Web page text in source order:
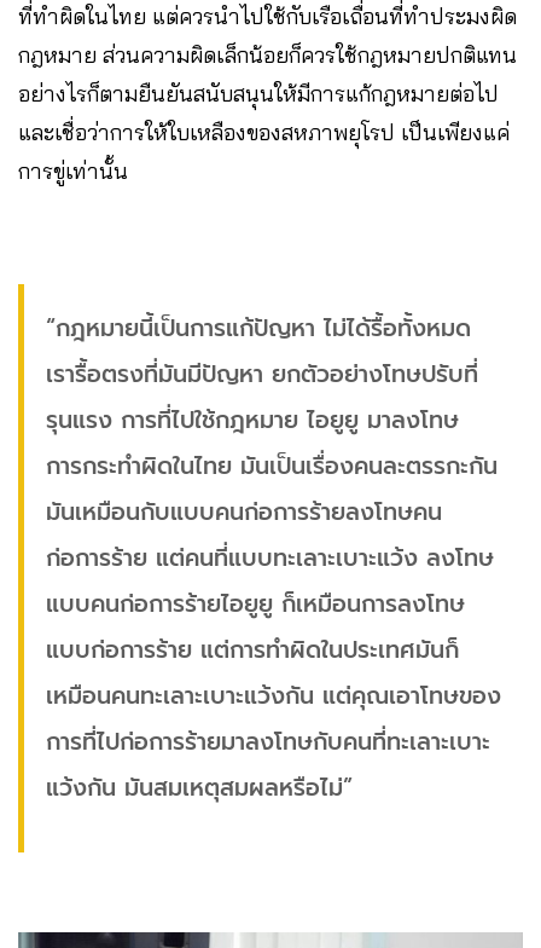
ที่ทำผิดในไทย แต่ควรนำไปใช้กับเรือเถื่อนที่ทำประมงผิด
กฎหมาย ส่วนความผิดเล็กน้อยก็ควรใช้กฎหมายปกติแทน
อย่างไรก็ตามยืนยันสนับสนุนให้มีการแก้กฎหมายต่อไป
และเชื่อว่าการให้ใบเหลืองของสหภาพยุโรป เป็นเพียงแค่
การขู่เท่านั้น
“กฎหมายนี้เป็นการแก้ปัญหา ไม่ได้รื้อทั้งหมด
เรารื้อตรงที่มันมีปัญหา ยกตัวอย่างโทษปรับที่
รุนแรง การที่ไปใช้กฎหมาย ไอยูยู มาลงโทษ
การกระทำผิดในไทย มันเป็นเรื่องคนละตรรกะกัน
มันเหมือนกับแบบคนก่อการร้ายลงโทษคน
ก่อการร้าย แต่คนที่แบบทะเลาะเบาะแว้ง ลงโทษ
แบบคนก่อการร้ายไอยูยู ก็เหมือนการลงโทษ
แบบก่อการร้าย แต่การทำผิดในประเทศมันก็
เหมือนคนทะเลาะเบาะแว้งกัน แต่คุณเอาโทษของ
การที่ไปก่อการร้ายมาลงโทษกับคนที่ทะเลาะเบาะ
แว้งกัน มันสมเหตุสมผลหรือไม่”